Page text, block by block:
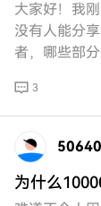
大家好！我
没有人能分
者，哪些部
3
为什么